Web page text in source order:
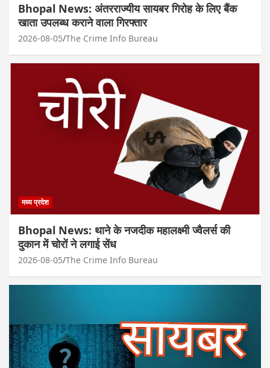
Bhopal News: अंतरराज्यीय सायबर गिरोह के लिए बैंक
खाता उपलब्ध कराने वाला गिरफ्तार
2026-08-05 The Crime Info Bureau
मध्य प्रदेश
Bhopal News: थाने के नजदीक महालक्ष्मी ज्वैलर्स की
दुकान में चोरों ने लगाई सेंध
2026-08-05 The Crime Info Bureau